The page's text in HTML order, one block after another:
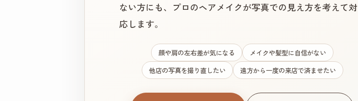
ない方にも、プロのヘアメイクが写真での見え方を考えて対
応します。
顔や肩の左右差が気になる
メイクや髪型に自信がない
他店の写真を撮り直したい
遠方から一度の来店で済ませたい